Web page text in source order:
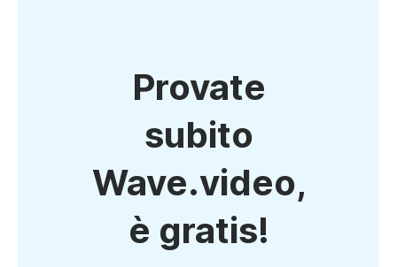
Provate
subito
Wave.video,
è gratis!